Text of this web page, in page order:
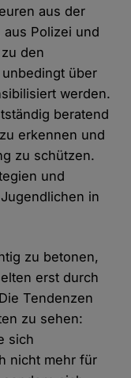
aus der
Polizei und
den
über
werden.
beratend
erkennen und
zu schützen.
und
in
zu betonen,
erst durch
Tendenzen
zu sehen:
sich
nicht mehr für